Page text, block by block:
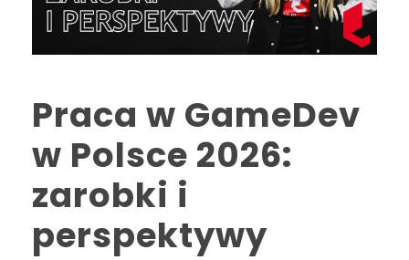
Praca w GameDev
w Polsce 2026:
zarobki i
perspektywy